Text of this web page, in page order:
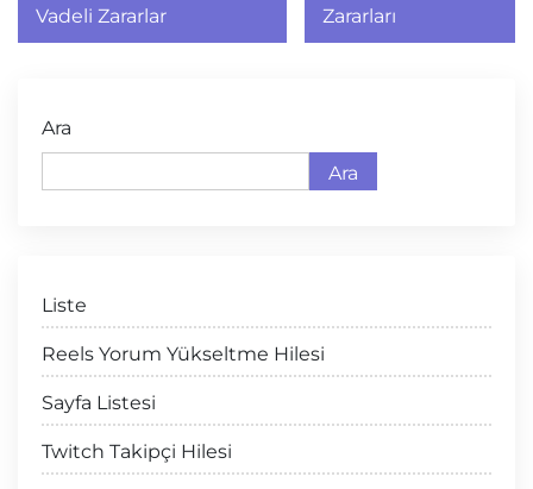
Vadeli Zararlar
Zararları
Ara
Ara
Liste
Reels Yorum Yükseltme Hilesi
Sayfa Listesi
Twitch Takipçi Hilesi